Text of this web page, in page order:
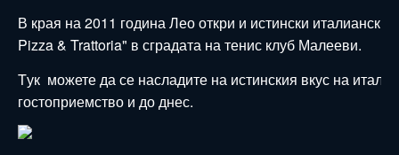
В края на 2011 година Лео откри и истински италиански
Pizza & Trattoria" в сградата на тенис клуб Малееви.
Tук можете да се насладите на истинския вкус на
гостоприемство и до днес.